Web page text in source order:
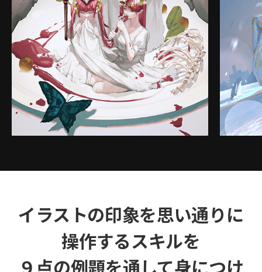
イラストの印象を思い通りに
操作するスキルを
９点の例題を通して身につけ